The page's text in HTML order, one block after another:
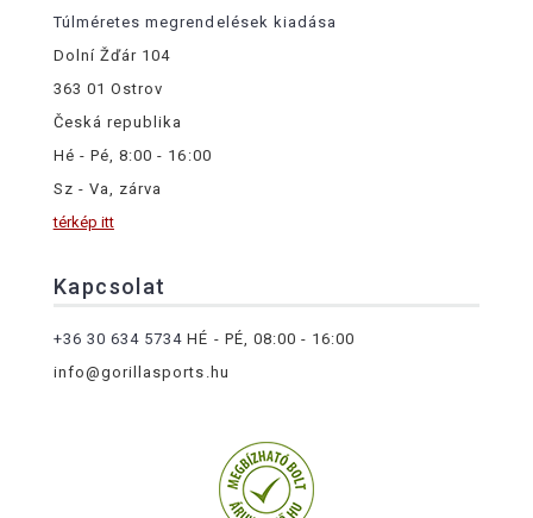
Túlméretes megrendelések kiadása
Dolní Žďár 104
363 01 Ostrov
Česká republika
Hé - Pé, 8:00 - 16:00
Sz - Va, zárva
térkép itt
Kapcsolat
+36 30 634 5734 HÉ - PÉ, 08:00 - 16:00
info@gorillasports.hu